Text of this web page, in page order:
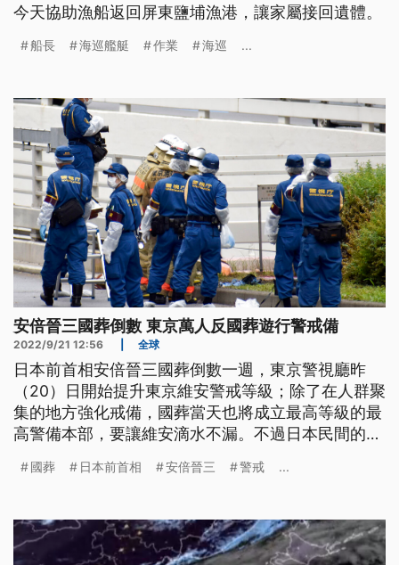
今天協助漁船返回屏東鹽埔漁港，讓家屬接回遺體。
船長 海巡艦艇 作業 海巡 ...
安倍晉三國葬倒數 東京萬人反國葬遊行警戒備
2022/9/21 12:56 全球
日本前首相安倍晉三國葬倒數一週，東京警視廳昨
（20）日開始提升東京維安警戒等級；除了在人群聚
集的地方強化戒備，國葬當天也將成立最高等級的最
高警備本部，要讓維安滴水不漏。不過日本民間的反
東京19日有萬人上街遊行反對國葬。
國葬 日本前首相 安倍晉三 警戒 ...